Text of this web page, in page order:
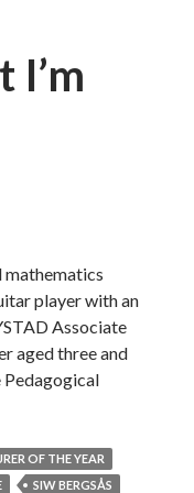
f
v
e
I’m
mathematics
player with an
Associate
aged three and
Pedagogical
OF THE YEAR
SIW BERGSÅS